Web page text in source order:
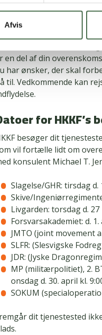
Afvis på
en del af din
har ønsker, der skal
til. Vedkommende kan
for HKKF’s
besøger dit
vil fortælle lidt om
konsulent Michael T.
Slagelse/GHR: tirsdag d.
Skive/
Livgarden: torsdag d.
Forsvarsakademiet: d.
JMTO (joint movement
SLFR: (Slesvigske
JDR: (Jyske
MP (militærpolitiet), 2.
onsdag d. 30. april kl.
SOKUM
dit tjenestested